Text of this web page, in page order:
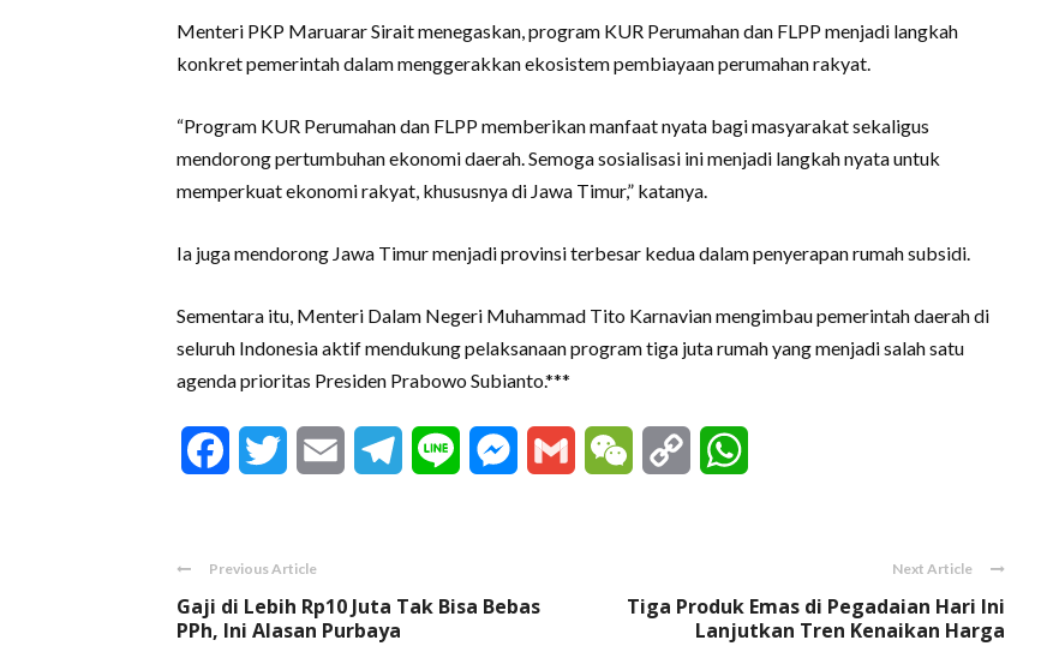
Menteri PKP Maruarar Sirait menegaskan, program KUR Perumahan dan FLPP menjadi langkah
konkret pemerintah dalam menggerakkan ekosistem pembiayaan perumahan rakyat.
“Program KUR Perumahan dan FLPP memberikan manfaat nyata bagi masyarakat sekaligus
mendorong pertumbuhan ekonomi daerah. Semoga sosialisasi ini menjadi langkah nyata untuk
memperkuat ekonomi rakyat, khususnya di Jawa Timur,” katanya.
Ia juga mendorong Jawa Timur menjadi provinsi terbesar kedua dalam penyerapan rumah subsidi.
Sementara itu, Menteri Dalam Negeri Muhammad Tito Karnavian mengimbau pemerintah daerah di
seluruh Indonesia aktif mendukung pelaksanaan program tiga juta rumah yang menjadi salah satu
agenda prioritas Presiden Prabowo Subianto.***
FacebookTwitter Email Telegram
Line Messenger
Gmail WeChat Copy
Previous Article
Gaji di Lebih Rp10 Juta Tak Bisa Bebas
PPh, Ini Alasan Purbaya
Next Article
Tiga Produk Emas di Pegadaian Hari Ini
Lanjutkan Tren Kenaikan Harga